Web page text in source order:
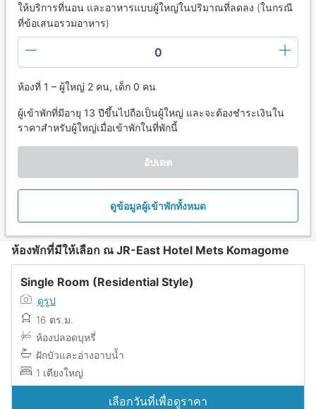
ให้บริการที่นอน และอาหารแบบผู้ใหญ่ในปริมาณที่ลดลง (ในกรณี
ที่ข้อเสนอรวมอาหาร)
0
ห้องที่ 1 – ผู้ใหญ่ 2 คน, เด็ก 0 คน
ผู้เข้าพักที่มีอายุ 13 ปีขึ้นไปถือเป็นผู้ใหญ่ และจะต้องชำระเงินใน
ราคาสำหรับผู้ใหญ่เมื่อเข้าพักในที่พักนี้
อัปเดต
ดูข้อมูลผู้เข้าพักทั้งหมด
ห้องพักที่มีให้เลือก ณ JR-East Hotel Mets Komagome
Single Room (Residential Style)
ดูรูป
16 ตร.ม.
ห้องปลอดบุหรี่
ฝักบัวและอ่างอาบน้ำ
1 เตียงใหญ่
เลือกวันที่เพื่อดูราคา